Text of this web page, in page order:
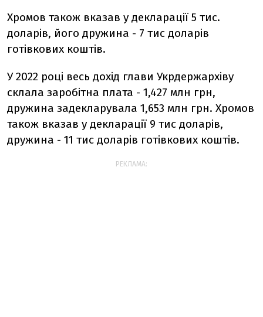
Хромов також вказав у декларації 5 тис.
доларів, його дружина - 7 тис доларів
готівкових коштів.
У 2022 році весь дохід глави Укрдержархіву
склала заробітна плата - 1,427 млн грн,
дружина задекларувала 1,653 млн грн. Хромов
також вказав у декларації 9 тис доларів,
дружина - 11 тис доларів готівкових коштів.
РЕКЛАМА: